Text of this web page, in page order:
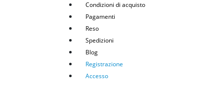
Condizioni di acquisto
Pagamenti
Reso
Spedizioni
Blog
Registrazione
Accesso